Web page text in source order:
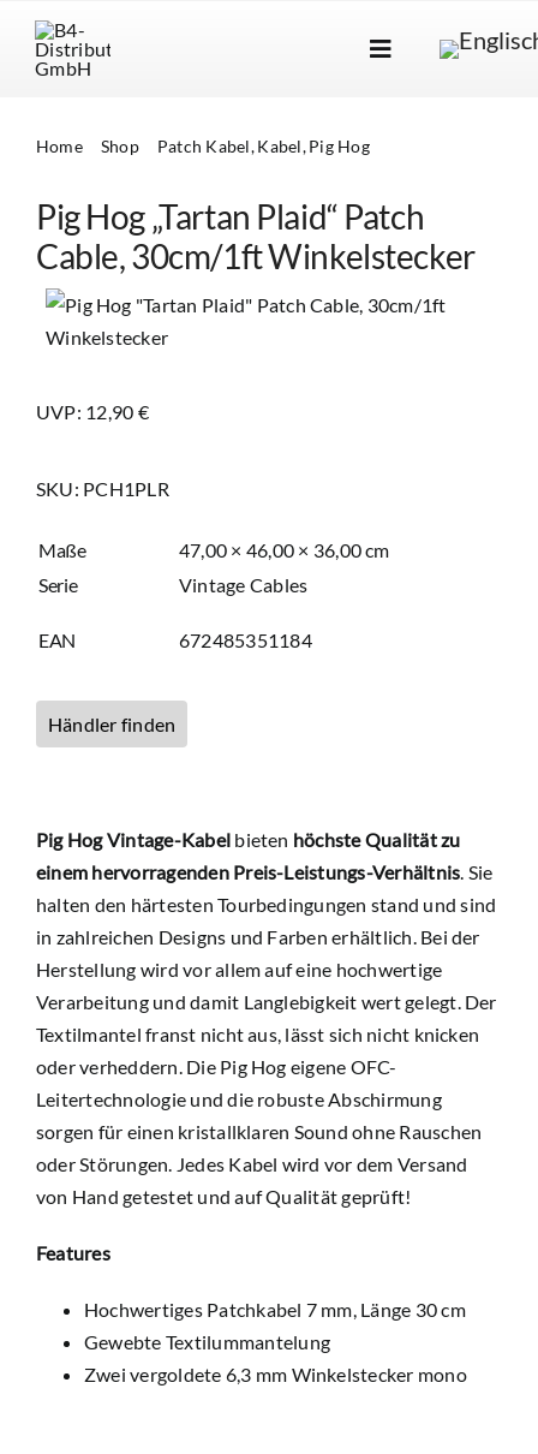
content
Toggle
Händlersuche
Über Uns
Home Shop Patch Kabel Kabel Pig Hog
Pig Hog „Tartan Plaid“ Patch
Cable, 30cm/1ft Winkelstecker
UVP: 12,90 €
SKU: PCH1PLR
Maße
47,00 × 46,00 × 36,00 cm
Serie
Vintage Cables
EAN 672485351184
Händler finden
Pig Hog Vintage-Kabel bieten höchste Qualität zu
einem hervorragenden Preis-Leistungs-Verhältnis Sie
halten den härtesten Tourbedingungen stand und sind
in zahlreichen Designs und Farben erhältlich. Bei der
Herstellung wird vor allem auf eine hochwertige
Verarbeitung und damit Langlebigkeit wert gelegt. Der
Textilmantel franst nicht aus, lässt sich nicht knicken
oder verheddern. Die Pig Hog eigene OFC-
Leitertechnologie und die robuste Abschirmung
sorgen für einen kristallklaren Sound ohne Rauschen
oder Störungen. Jedes Kabel wird vor dem Versand
von Hand getestet und auf Qualität geprüft!
Features
Hochwertiges Patchkabel 7 mm, Länge 30 cm
Gewebte Textilummantelung
Zwei vergoldete 6,3 mm Winkelstecker mono